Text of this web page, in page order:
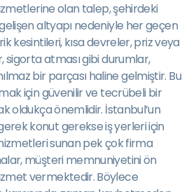
olan talep, şehirdeki
altyapı nedeniyle her geçen
kesintileri, kısa devreler, priz veya
sigorta atması gibi durumlar,
bir parçası haline gelmiştir. Bu
için güvenilir ve tecrübeli bir
oldukça önemlidir. İstanbul’un
konut gerekse iş yerleri için
sunan pek çok firma
müşteri memnuniyetini ön
vermektedir. Böylece